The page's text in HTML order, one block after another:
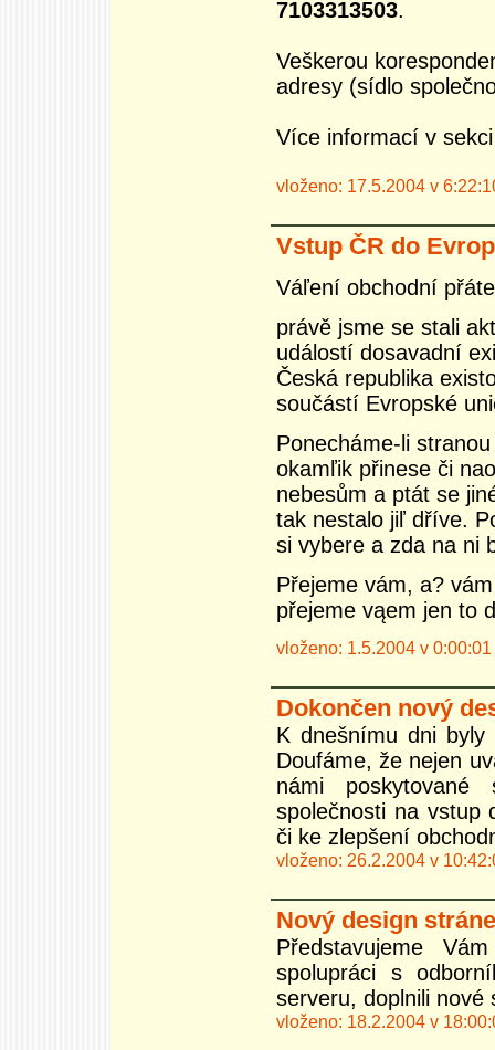
7103313503.
Veškerou
adresy (sídlo
Více informací v
vloženo: 17.5.2004 v
Vstup ČR do
Váľení obchodní
právě jsme se stali
událostí dosavadní
Česká republika
součástí Evropské
Ponecháme-li
okamľik přinese či
nebesům a ptát se
tak nestalo jiľ dříve.
si vybere a zda na ni
Přejeme vám, a?
přejeme vąem jen to
vloženo: 1.5.2004 v 0:00:01
Dokončen nový
K dnešnímu dni byly
Doufáme, že nejen
námi
společnosti na vstup
či ke zlepšení
vloženo: 26.2.2004 v
Nový design
Představujeme
spolupráci s
serveru, doplnili nové
vloženo: 18.2.2004 v